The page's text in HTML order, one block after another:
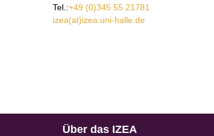
Tel.:+49 (0)345 55 21781
izea(at)izea.uni-halle.de
Über das IZEA